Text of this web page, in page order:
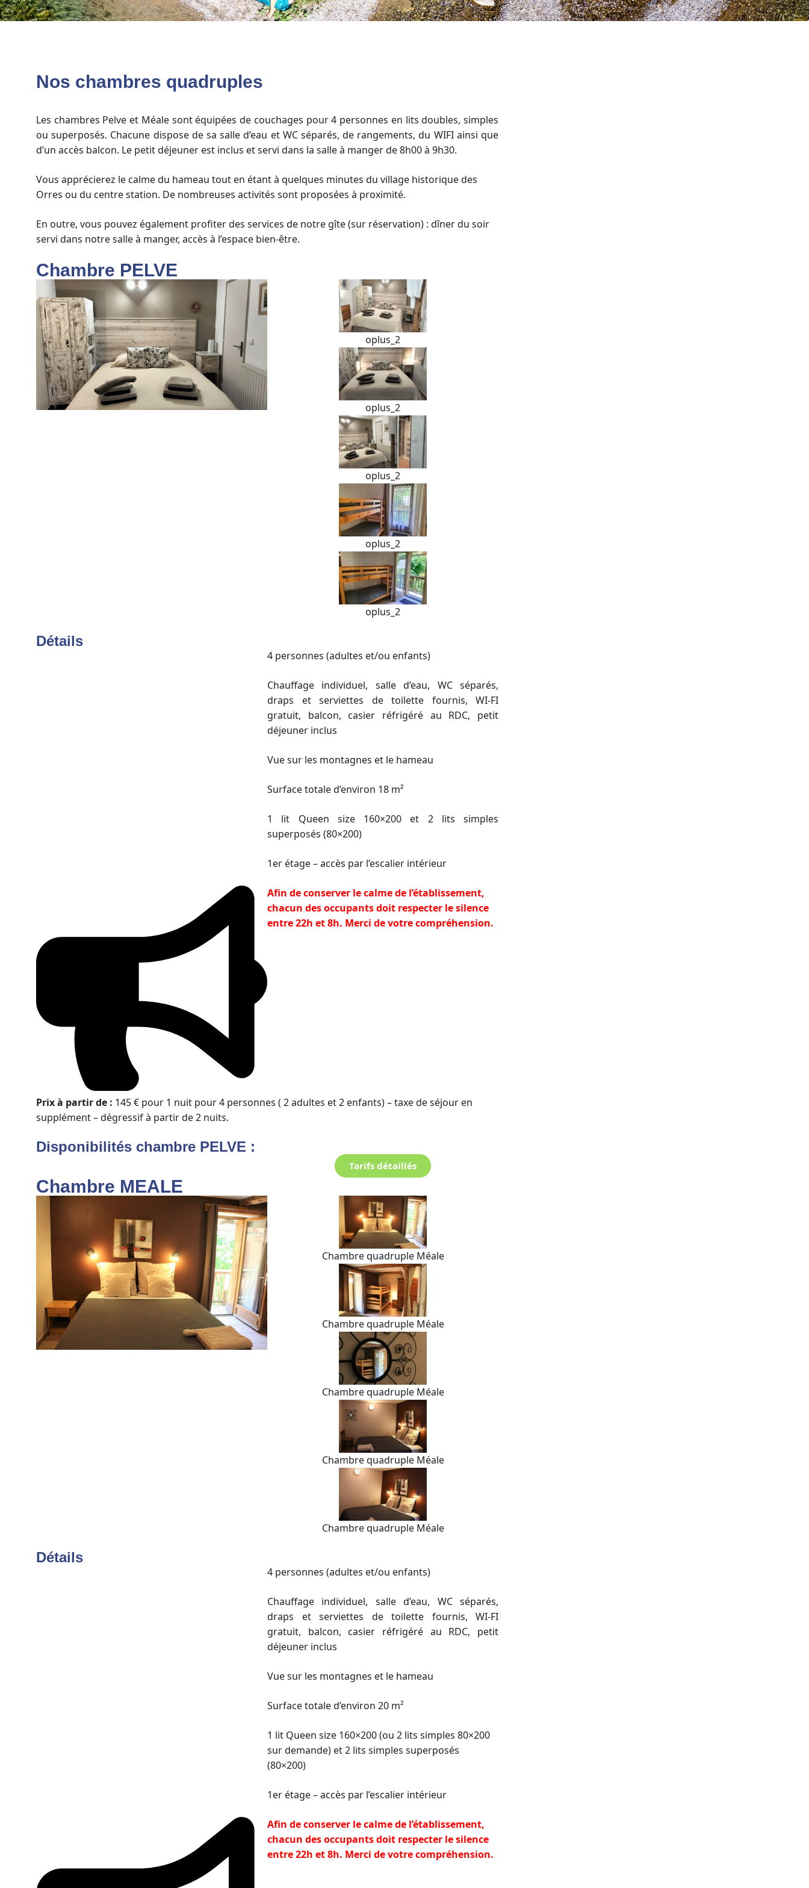
Nos chambres quadruples
Les chambres Pelve et Méale sont équipées de couchages pour 4 personnes en lits doubles, simples
ou superposés. Chacune dispose de sa salle d’eau et WC séparés, de rangements, du WIFI ainsi que
d’un accès balcon. Le petit déjeuner est inclus et servi dans la salle à manger de 8h00 à 9h30.
Vous apprécierez le calme du hameau tout en étant à quelques minutes du village historique des
Orres ou du centre station. De nombreuses activités sont proposées à proximité.
En outre, vous pouvez également profiter des services de notre gîte (sur réservation) : dîner du soir
servi dans notre salle à manger, accès à l’espace bien-être.
Chambre PELVE
oplus_2
oplus_2
oplus_2
oplus_2
oplus_2
Détails
4 personnes (adultes et/ou enfants)
Chauffage individuel, salle d’eau, WC séparés,
draps et serviettes de toilette fournis, WI-FI
gratuit, balcon, casier réfrigéré au RDC, petit
déjeuner inclus
Vue sur les montagnes et le hameau
Surface totale d’environ 18 m²
1 lit Queen size 160×200 et 2 lits simples
superposés (80×200)
1er étage – accès par l’escalier intérieur
Afin de conserver le calme de l’établissement,
chacun des occupants doit respecter le silence
entre 22h et 8h. Merci de votre compréhension.
Prix à partir de : 145€ pour 1 nuit pour 4 personnes ( 2 adultes et 2 enfants) – taxe de séjour en
supplément – dégressif à partir de 2 nuits.
Disponibilités chambre PELVE :
Tarifs détaillés
Chambre MEALE
Chambre quadruple Méale
Chambre quadruple Méale
Chambre quadruple Méale
Chambre quadruple Méale
Chambre quadruple Méale
Détails
4 personnes (adultes et/ou enfants)
Chauffage individuel, salle d’eau, WC séparés,
draps et serviettes de toilette fournis, WI-FI
gratuit, balcon, casier réfrigéré au RDC, petit
déjeuner inclus
Vue sur les montagnes et le hameau
Surface totale d’environ 20 m²
1 lit Queen size 160×200 (ou 2 lits simples 80×200
sur demande) et 2 lits simples superposés
(80×200)
1er étage – accès par l’escalier intérieur
Afin de conserver le calme de l’établissement,
chacun des occupants doit respecter le silence
entre 22h et 8h. Merci de votre compréhension.